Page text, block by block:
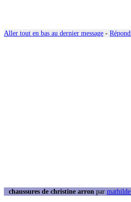
Aller tout en bas au dernier message -
chaussures de christine arron par